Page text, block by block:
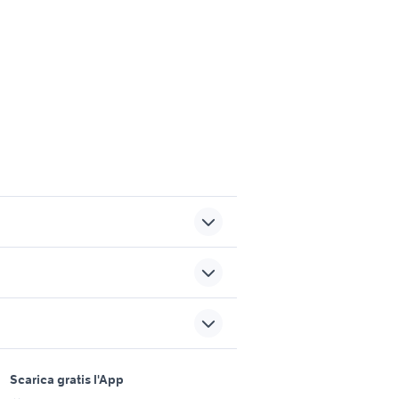
affitto anagnina
mezzi vigili del fuoco
Scarica gratis l'App